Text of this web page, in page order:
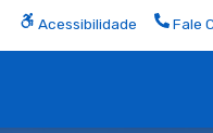
Acessibilidade Fale